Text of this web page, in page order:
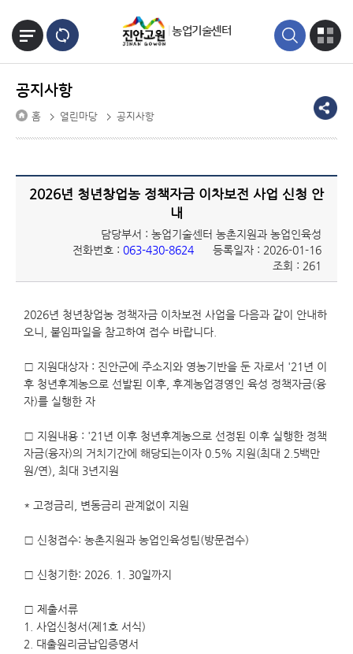
농업기술센터
공지사항
홈 열린마당 공지사항
2026년 청년창업농 정책자금 이차보전 사업 신청 안
내
담당부서 : 농업기술센터 농촌지원과 농업인육성
전화번호 : 063-430-8624
등록일자 : 2026-01-16
조회 : 261
2026년 청년창업농 정책자금 이차보전 사업을 다음과 같이 안내하
오니, 붙임파일을 참고하여 접수 바랍니다.
□ 지원대상자 : 진안군에 주소지와 영농기반을 둔 자로서 '21년 이
후 청년후계농으로 선발된 이후, 후계농업경영인 육성 정책자금(융
자)를 실행한 자
□ 지원내용 : '21년 이후 청년후계농으로 선정된 이후 실행한 정책
자금(융자)의 거치기간에 해당되는이자 0.5% 지원(최대 2.5백만
원/연), 최대 3년지원
* 고정금리, 변동금리 관계없이 지원
□ 신청접수: 농촌지원과 농업인육성팀(방문접수)
□ 신청기한: 2026. 1. 30일까지
□ 제출서류
1. 사업신청서(제1호 서식)
2. 대출원리금납입증명서